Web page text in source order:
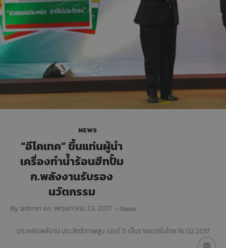
2017
อีโคเทคลุย
อาเซียน ชู
“เครื่องทำน้ำ
2017
นวัตกรรม
เพื่อสิ่ง
EN255-3 คือ
2017
COP ทั่วไป
FOR
คนไทยได้
อะไรกับ
พฤษภาคม
2017
“อีโคเทค” ขึ้น
เครื่องทำน้ำ
ร้อนฮีทปั้ม
23
ยินดีต้อนรับผู้
บริหารใหม่ภูมิภาค
เอเชียแปซิฟิก บริษัท
RHEEM
MANUFACTURING
23
2017
ทีมงานวารสาร
รักษ์พลังงาน
กระทรวง
พลังงาน
สัมภาษณ์ผู้
23
NEWS
“อีโคเทค” ขึ้นแท่นผู้นำ
เครื่องทำน้ำร้อนฮีทปั้ม
ก.พลังงานรับรอง
นวัตกรรม
By admin on พฤษภาคม 23, 2017 - News
ประหยัดพลังาน ประสิทธิภาพสูง เบอร์ 5 เป็นรายแรกในไทย 16.02.2017